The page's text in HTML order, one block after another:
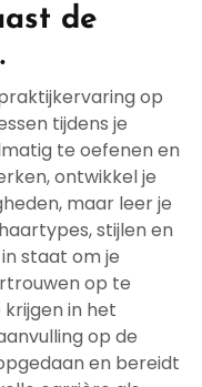
de
op
tijdens je
te oefenen en
ontwikkel je
maar leer je
stijlen en
staat om je
op te
in het
op de
en bereidt